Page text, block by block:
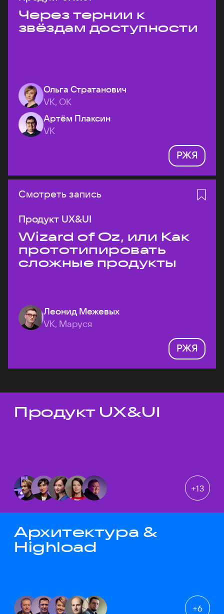
Через тернии к
звёздам доступности
Ольга Стратанович
VK, ОК
Артём Плаксин
VK
РЖЯ
Смотреть запись
Продукт UX&UI
Wizard of Oz, или Как
прототипировать
сложные продукты
Леонид Межевых
VK, Маруся
РЖЯ
Темы докладов
Продукт UX&UI
+13
Архитектура &
Highload
+6